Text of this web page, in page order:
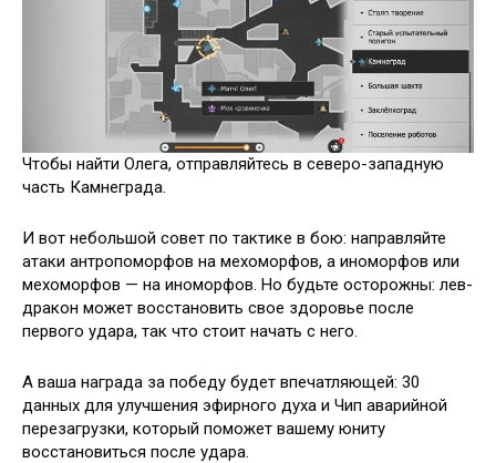
Чтобы найти Олега, отправляйтесь в северо-западную
часть Камнеграда.
И вот небольшой совет по тактике в бою: направляйте
атаки антропоморфов на мехоморфов, а иноморфов или
мехоморфов — на иноморфов. Но будьте осторожны: лев-
дракон может восстановить свое здоровье после
первого удара, так что стоит начать с него.
А ваша награда за победу будет впечатляющей: 30
данных для улучшения эфирного духа и Чип аварийной
перезагрузки, который поможет вашему юниту
восстановиться после удара.